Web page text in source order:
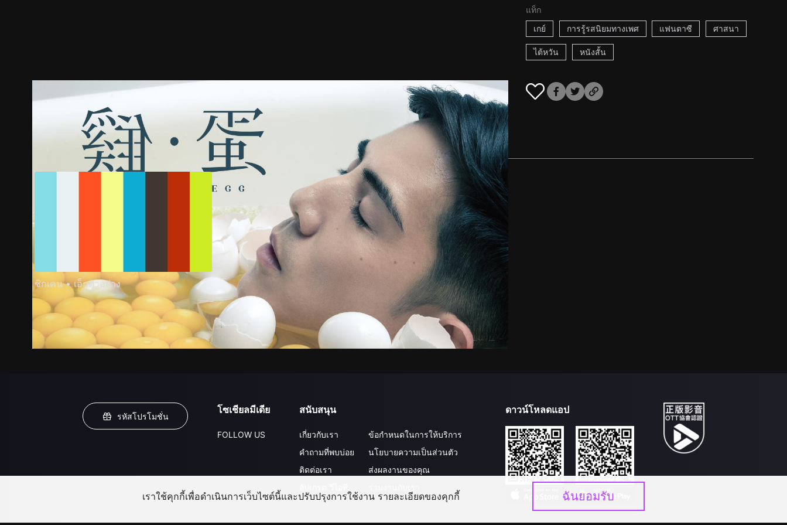
แท็ก
เกย์
การรู้รสนิยมทางเพศ แฟนตาซี ศาสนา
ไต้หวัน หนังสั้น
ภาพนิ่ง เนื้อหาที่แนะนำ รายละเอียด
ชิกเคน • เอ็กตัวอย่าง
รหัสโปรโมชั่น
โซเชียลมีเดีย
FOLLOW US
สนับสนุน
เกี่ยวกับเรา
คำถามที่พบบ่อย
ติดต่อเรา
ข้อกำหนดในการให้บริการ
นโยบายความเป็นส่วนตัว
ส่งผลงานของคุณ
ดาวน์โหลดแอป
เราใช้คุกกี้เพื่อดำเนินการเว็บไซต์นี้และปรับปรุงการใช้งาน รายละเอียดของคุกกี้ ฉันยอมรับ